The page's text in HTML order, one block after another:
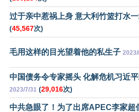
过于亲中惹祸上身 意大利竹篮打水
(45,567次)
毛用这样的目光望着他的私生子 2023/
中国债务令专家摇头 化解危机习近
2023/7/31 (29,016次)
中共急眼了！为了出席APEC李家超